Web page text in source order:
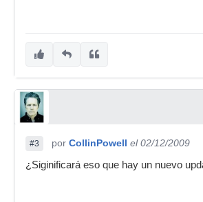
#3 por CollinPowell el 02/12/2009
¿Siginificará eso que hay un nuevo